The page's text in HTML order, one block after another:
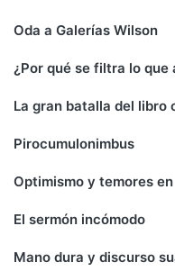
Oda a Galerías Wilson
¿Por qué se filtra lo que
La gran batalla del libro
Pirocumulonimbus
Optimismo y temores en
El sermón incómodo
Mano dura y discurso